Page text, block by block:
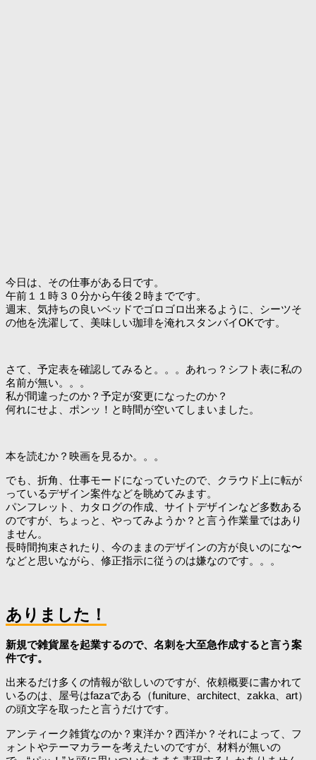
今日は、その仕事がある日です。
午前１１時３０分から午後２時までです。
週末、気持ちの良いベッドでゴロゴロ出来るように、シーツそ
の他を洗濯して、美味しい珈琲を淹れスタンバイOKです。
さて、予定表を確認してみると。。。あれっ？シフト表に私の
名前が無い。。。
私が間違ったのか？予定が変更になったのか？
何れにせよ、ポンッ！と時間が空いてしまいました。
本を読むか？映画を見るか。。。
でも、折角、仕事モードになっていたので、クラウド上に転が
っているデザイン案件などを眺めてみます。
パンフレット、カタログの作成、サイトデザインなど多数ある
のですが、ちょっと、やってみようか？と言う作業量ではあり
ません。
長時間拘束されたり、今のままのデザインの方が良いのにな〜
などと思いながら、修正指示に従うのは嫌なのです。。。
ありました！
新規で雑貨屋を起業するので、名刺を大至急作成すると言う案
件です。
出来るだけ多くの情報が欲しいのですが、依頼概要に書かれて
いるのは、屋号はfazaである（funiture、architect、zakka、art）
の頭文字を取ったと言うだけです。
アンティーク雑貨なのか？東洋か？西洋か？それによって、フ
ォントやテーマカラーを考えたいのですが、材料が無いの